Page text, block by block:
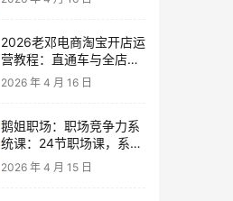
2026老邓电商淘宝开店运
营教程：直通车与全店推
广系统课
2026 年 4 月 16 日
鹅姐职场：职场竞争力系
统课：24节职场课，系统
提升竞争力
2026 年 4 月 15 日